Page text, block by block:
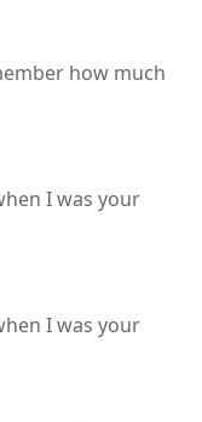
how much
I was your
I was your